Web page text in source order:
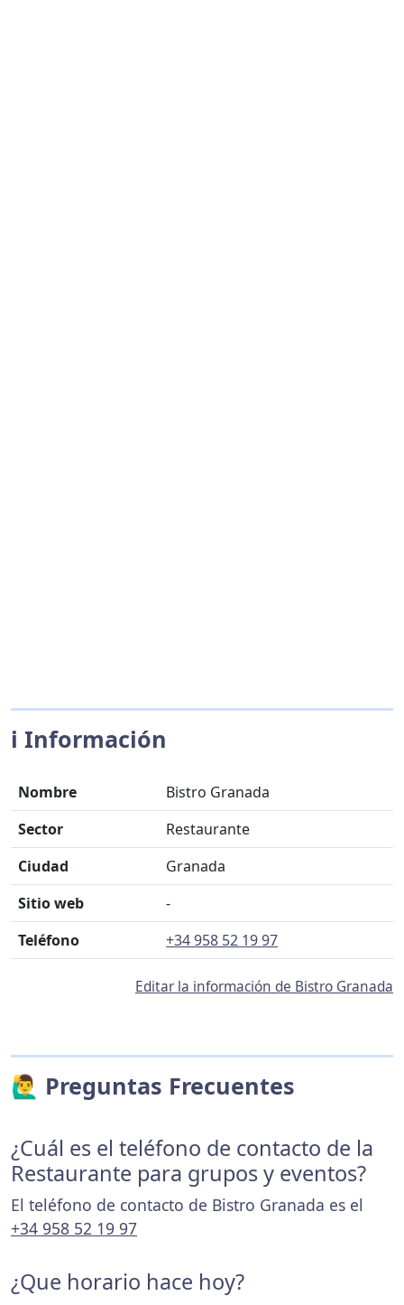
ℹ️ Información
Nombre
Bistro Granada
Sector
Restaurante
Ciudad
Granada
Sitio web
-
Teléfono
+34 958 52 19 97
Editar la información de Bistro Granada
🙋‍♂️ Preguntas Frecuentes
¿Cuál es el teléfono de contacto de la
Restaurante para grupos y eventos?
El teléfono de contacto de Bistro Granada es el
+34 958 52 19 97
¿Que horario hace hoy?